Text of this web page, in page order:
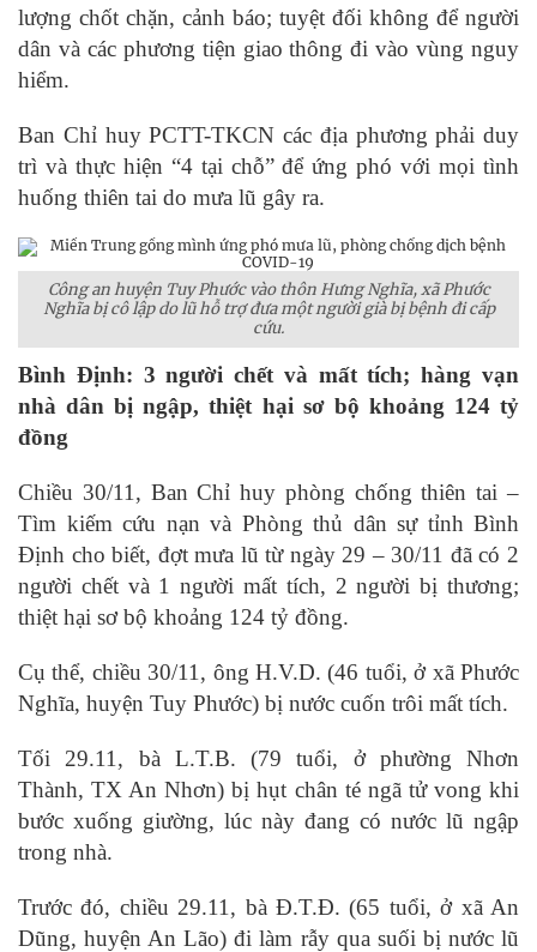
lượng chốt chặn, cảnh báo; tuyệt đối không để người
dân và các phương tiện giao thông đi vào vùng nguy
hiểm.
Ban Chỉ huy PCTT-TKCN các địa phương phải duy
trì và thực hiện “4 tại chỗ” để ứng phó với mọi tình
huống thiên tai do mưa lũ gây ra.
Công an huyện Tuy Phước vào thôn Hưng Nghĩa, xã Phước
Nghĩa bị cô lập do lũ hỗ trợ đưa một người già bị bệnh đi cấp
cứu.
Bình Định: 3 người chết và mất tích; hàng vạn
nhà dân bị ngập, thiệt hại sơ bộ khoảng 124 tỷ
đồng
Chiều 30/11, Ban Chỉ huy phòng chống thiên tai –
Tìm kiếm cứu nạn và Phòng thủ dân sự tỉnh Bình
Định cho biết, đợt mưa lũ từ ngày 29 – 30/11 đã có 2
người chết và 1 người mất tích, 2 người bị thương;
thiệt hại sơ bộ khoảng 124 tỷ đồng.
Cụ thể, chiều 30/11, ông H.V.D. (46 tuổi, ở xã Phước
Nghĩa, huyện Tuy Phước) bị nước cuốn trôi mất tích.
Tối 29.11, bà L.T.B. (79 tuổi, ở phường Nhơn
Thành, TX An Nhơn) bị hụt chân té ngã tử vong khi
bước xuống giường, lúc này đang có nước lũ ngập
trong nhà.
Trước đó, chiều 29.11, bà Đ.T.Đ. (65 tuổi, ở xã An
Dũng, huyện An Lão) đi làm rẫy qua suối bị nước lũ